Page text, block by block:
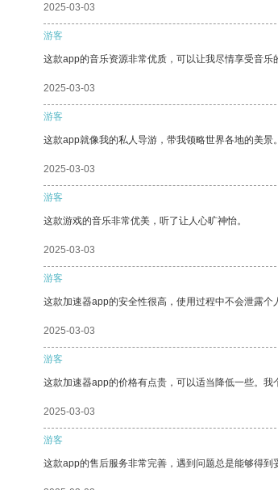
2025-03-03
游客
这款app的音乐资源非常优质，可以让我尽情享受音乐
2025-03-03
游客
这款app就像我的私人导游，带我领略世界各地的美景。
2025-03-03
游客
这款游戏的音乐非常优美，听了让人心旷神怡。
2025-03-03
游客
这款加速器app的安全性很高，使用过程中不会泄露个
2025-03-03
游客
这款加速器app的价格有点贵，可以适当降低一些。我
2025-03-03
游客
这款app的售后服务非常完善，遇到问题总是能够得到